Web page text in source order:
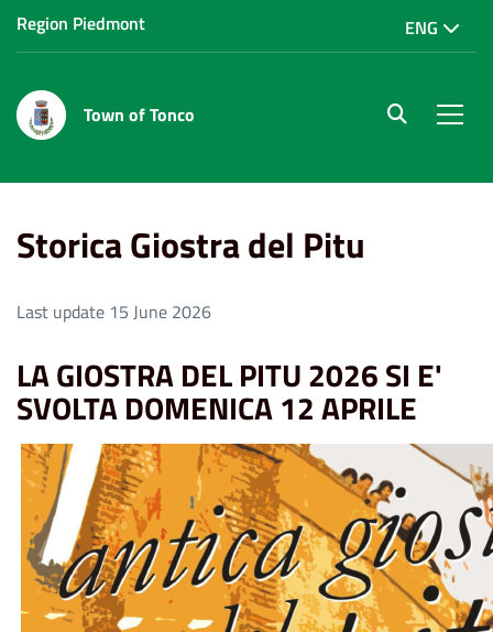
Region Piedmont ENG
Town of Tonco site.searc
Storica Giostra del Pitu
Last update 15 June 2026
LA GIOSTRA DEL PITU 2026 SI E'
SVOLTA DOMENICA 12 APRILE